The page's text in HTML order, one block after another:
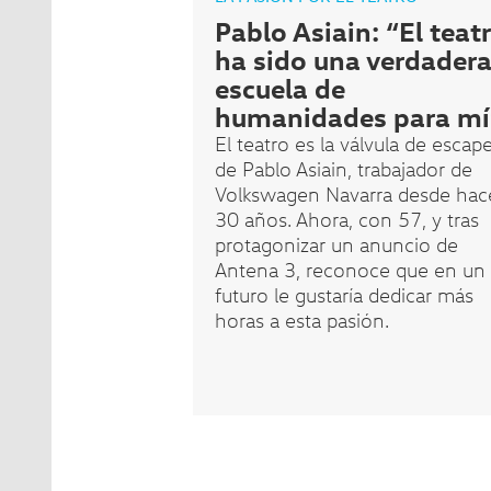
Pablo Asiain: “El
ha sido una verdadera
escuela de
humanidades para
El teatro es la válvula de escape
de Pablo Asiain, trabajador de
Volkswagen Navarra desde
30 años. Ahora, con 57, y tras
protagonizar un anuncio de
Antena 3, reconoce que en un
futuro le gustaría dedicar más
horas a esta pasión.